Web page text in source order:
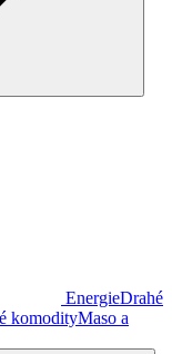
EnergieDrahé
komodityMaso a